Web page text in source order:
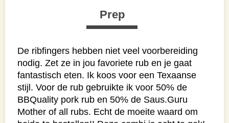
Prep
De ribfingers hebben niet veel voorbereiding
nodig. Zet ze in jou favoriete rub en je gaat
fantastisch eten. Ik koos voor een Texaanse
stijl. Voor de rub gebruikte ik voor 50% de
BBQuality pork rub en 50% de Saus.Guru
Mother of all rubs. Echt de moeite waard om